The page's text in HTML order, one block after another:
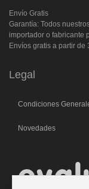
Envío Gratis
Garantía: Todos
importador o fabricante
Envíos gratis a partir
Legal
Condiciones
Novedades